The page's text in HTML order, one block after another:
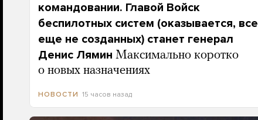
командовании. Главой Войск
беспилотных систем (оказывается, все
еще не созданных) станет генерал
Денис Лямин Максимально коротко
о новых назначениях
НОВОСТИ 15 часов назад